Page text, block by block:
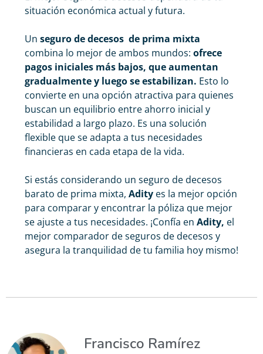
situación económica actual y futura.
Un seguro de decesos de prima mixta
combina lo mejor de ambos mundos: ofrece
pagos iniciales más bajos, que aumentan
gradualmente y luego se estabilizan. Esto lo
convierte en una opción atractiva para quienes
buscan un equilibrio entre ahorro inicial y
estabilidad a largo plazo. Es una solución
flexible que se adapta a tus necesidades
financieras en cada etapa de la vida.
Si estás considerando un seguro de decesos
barato de prima mixta, Adity es la mejor opción
para comparar y encontrar la póliza que mejor
se ajuste a tus necesidades. ¡Confía en Adity, el
mejor comparador de seguros de decesos y
asegura la tranquilidad de tu familia hoy mismo!
Francisco Ramírez